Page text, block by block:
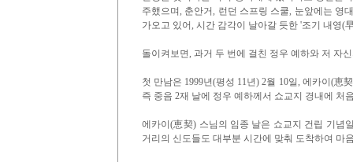
주했으며, 춘안거, 런던 스프링 스쿨, 눈앞에는 영
가오고 있어, 시간 감각이 날아갈 듯한 '조기 내영(
돌이켜보면, 과거 두 번에 걸친 정우 예하와 저 자
첫 만남은 1999년(평성 11년) 2월 10일, 에카이(恵
즉 중음 2재 날에 정우 예하께서 쇼교지 경내에 처
에카이(恵契) 스님의 임종 날은 쇼교지 건립 기념
거리의 신도들도 대부분 시간에 맞춰 도착하여 마